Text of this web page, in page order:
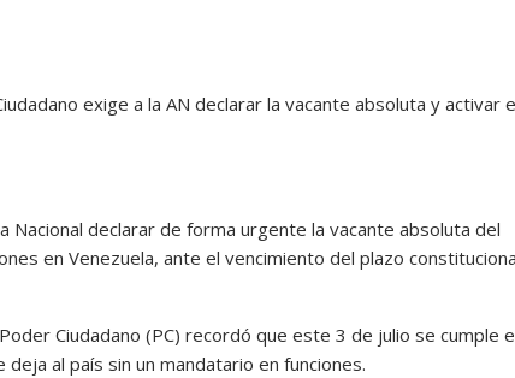
exige a la AN declarar la vacante absoluta y activar
Nacional declarar de forma urgente la vacante absoluta del
en Venezuela, ante el vencimiento del plazo
Ciudadano (PC) recordó que este 3 de julio se cumple
al país sin un mandatario en funciones.